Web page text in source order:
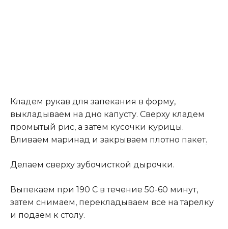
Кладем рукав для запекания в форму,
выкладываем на дно капусту. Сверху кладем
промытый рис, а затем кусочки курицы.
Вливаем маринад и закрываем плотно пакет.
Делаем сверху зубочисткой дырочки.
Выпекаем при 190 С в течение 50-60 минут,
затем снимаем, перекладываем все на тарелку
и подаем к столу.